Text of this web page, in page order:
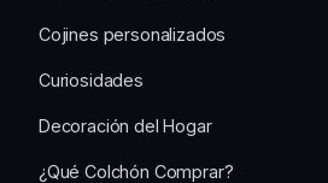
Cojines personalizados
Curiosidades
Decoración del Hogar
¿Qué Colchón Comprar?